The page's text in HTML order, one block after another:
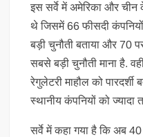
इस सर्वे में अमेरिका और चीन
थे जिसमें 66 फीसदी
बड़ी चुनौती बताया और 70
सबसे बड़ी चुनौती माना है.
रेगुलेटरी माहौल को
स्थानीय कंपनियों को ज्यादा
सर्वे में कहा गया है कि अब